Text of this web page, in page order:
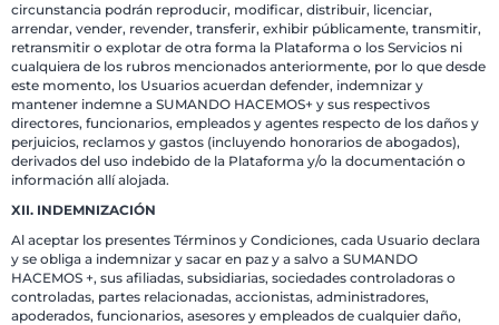
circunstancia podrán reproducir, modificar, distribuir, licenciar,
arrendar, vender, revender, transferir, exhibir públicamente, transmitir,
retransmitir o explotar de otra forma la Plataforma o los Servicios ni
cualquiera de los rubros mencionados anteriormente, por lo que desde
este momento, los Usuarios acuerdan defender, indemnizar y
mantener indemne a SUMANDO HACEMOS+ y sus respectivos
directores, funcionarios, empleados y agentes respecto de los daños y
perjuicios, reclamos y gastos (incluyendo honorarios de abogados),
derivados del uso indebido de la Plataforma y/o la documentación o
información allí alojada.
XII. INDEMNIZACIÓN
Al aceptar los presentes Términos y Condiciones, cada Usuario declara
y se obliga a indemnizar y sacar en paz y a salvo a SUMANDO
HACEMOS +, sus afiliadas, subsidiarias, sociedades controladoras o
controladas, partes relacionadas, accionistas, administradores,
apoderados, funcionarios, asesores y empleados de cualquier daño,